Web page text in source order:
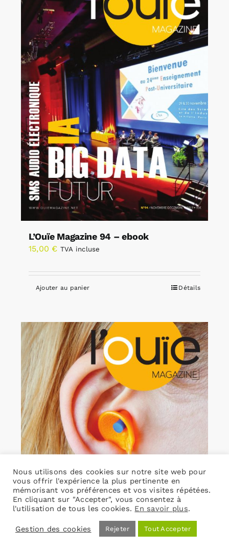
L’Ouïe Magazine 94 – ebook
15,00 € TVA incluse
Ajouter au panier Détails
Nous utilisons des cookies sur notre site web pour
vous offrir l'expérience la plus pertinente en
mémorisant vos préférences et vos visites répétées.
En cliquant sur "Accepter", vous consentez à
l'utilisation de tous les cookies. En savoir plus.
Gestion des cookies Rejeter Tout Accepter